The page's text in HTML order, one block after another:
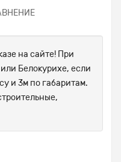
на сайте! При
Белокурихе, если
и 3м по габаритам.